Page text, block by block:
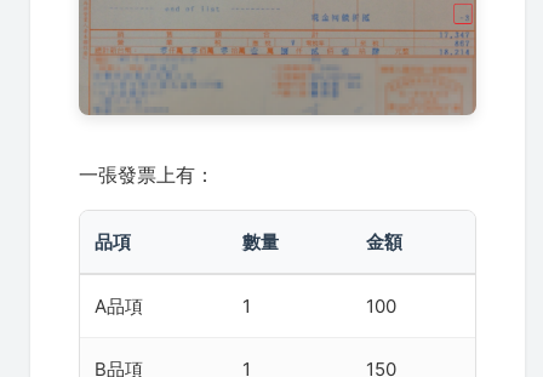
一張發票上有：
品項 數量 金額
A品項 1 100
B品項 1 150